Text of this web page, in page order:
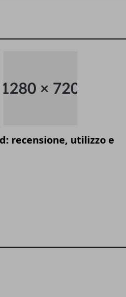
recensione, utilizzo e